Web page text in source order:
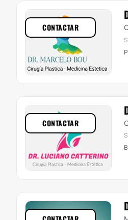
CONTACTAR
CONTACTAR